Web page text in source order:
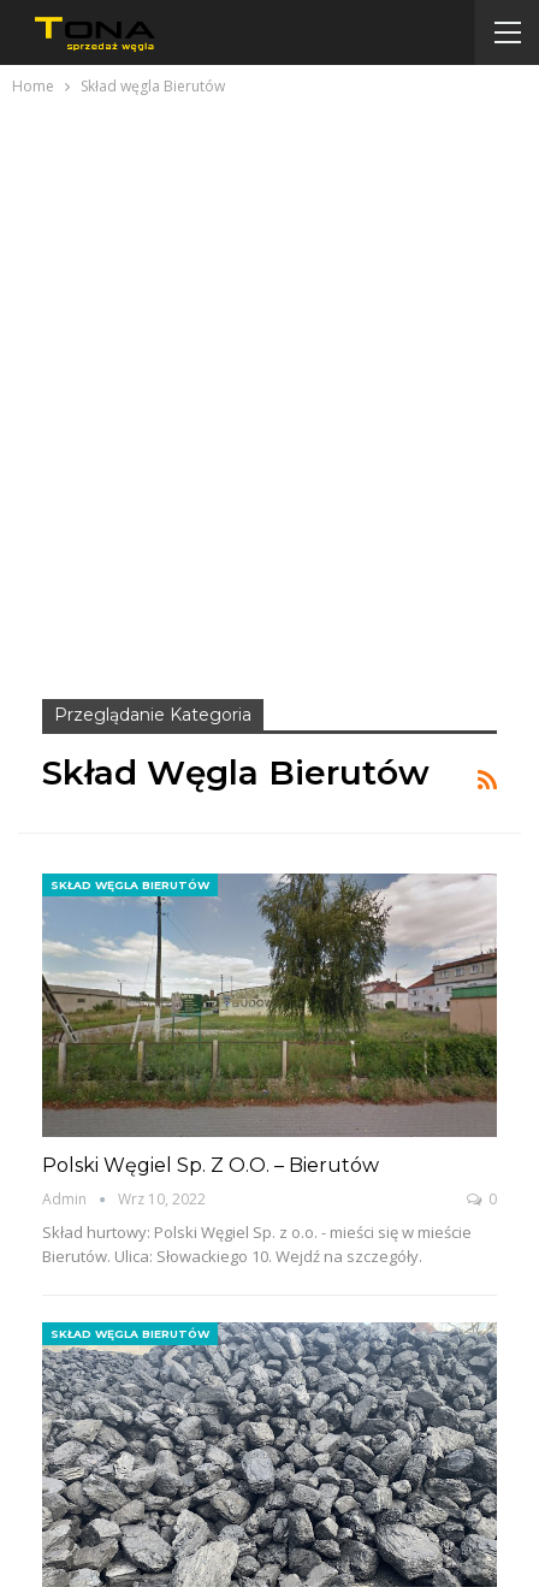
Home Skład węgla Bierutów
Przeglądanie Kategoria
Skład Węgla Bierutów
SKŁAD WĘGLA BIERUTÓW
Polski Węgiel Sp. Z O.o. – Bierutów
Admin Wrz 10, 2022 0
Skład hurtowy: Polski Węgiel Sp. z o.o. - mieści się w mieście
Bierutów. Ulica: Słowackiego 10. Wejdź na szczegóły.
SKŁAD WĘGLA BIERUTÓW